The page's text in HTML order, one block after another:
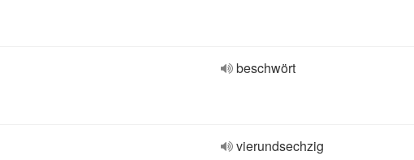
beschwört
vierundsechzig